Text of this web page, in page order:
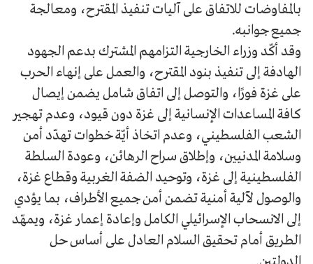
بالمفاوضات للاتفاق على آليات تنفيذ المقترح، ومعالجة
جميع جوانبه.
وقد أكّد وزراء الخارجية التزامهم المشترك بدعم الجهود
الهادفة إلى تنفيذ بنود المقترح، والعمل على إنهاء الحرب
على غزة فورًا، والتوصل إلى اتفاق شامل يضمن إيصال
كافة المساعدات الإنسانية إلى غزة دون قيود، وعدم تهجير
الشعب الفلسطيني، وعدم اتخاذ أيّة خطوات تهدّد أمن
وسلامة المدنيين، وإطلاق سراح الرهائن، وعودة السلطة
الفلسطينية إلى غزة، وتوحيد الضفة الغربية وقطاع غزة،
والوصول لآلية أمنية تضمن أمن جميع الأطراف، بما يؤدي
إلى الانسحاب الإسرائيلي الكامل وإعادة إعمار غزة، ويمهّد
الطريق أمام تحقيق السلام العادل على أساس حل